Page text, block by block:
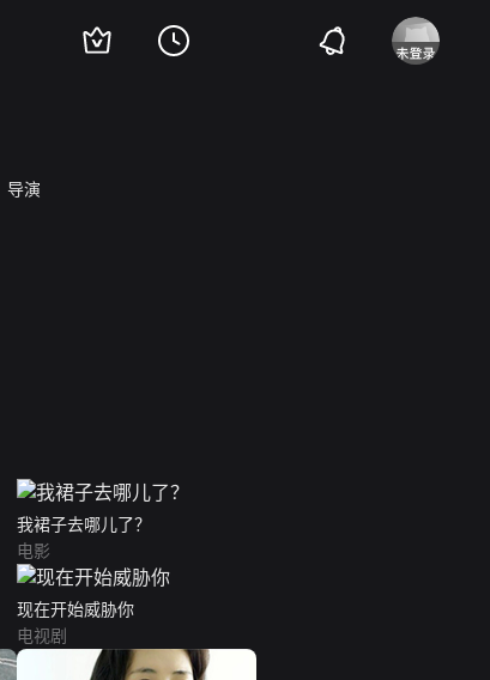
导演
我裙子去哪儿了？
电影
现在开始威胁你
电视剧